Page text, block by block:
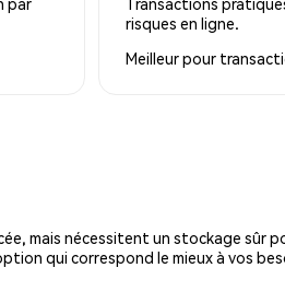
risques en ligne.
Meilleur pour
mais nécessitent un stockage sûr
qui correspond le mieux à vos